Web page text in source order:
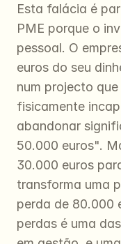
Esta falácia é
PME porque o
pessoal. O
euros do seu
num projecto
fisicamente
abandonar
50.000 euros".
30.000 euros
transforma uma
perda de 80.000
perdas é uma